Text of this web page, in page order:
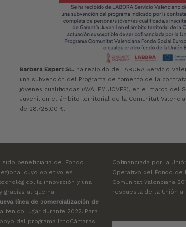
Barberá Espert SL. ha recibido de LABORA Servicio
una subvención del Programa de fomento de la
jóvenes cualificadas (AVALEM JOVES), en el marco del
Juvenil en el ámbito territorial de la Comunitat
de 28.728,00 €.
beneficiaria del Fondo
cuyo objetivo es
la innovación y una
gracias al que ha
línea de comercialización de
tenido lugar durante 2022. Para
del programa InnoCámaras
Cofinanciada por la
Operativo del Fondo de
Comunitat Valenciana
respuesta de la Unión a